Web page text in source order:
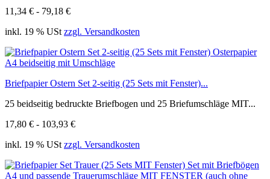
11,34 € - 79,18 €
inkl. 19 % USt zzgl. Versandkosten
Briefpapier Ostern Set 2-seitig (25 Sets mit Fenster)...
25 beidseitig bedruckte Briefbogen und 25 Briefumschläge MIT...
17,80 € - 103,93 €
inkl. 19 % USt zzgl. Versandkosten